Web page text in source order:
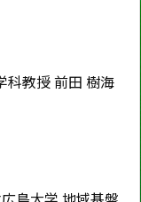
教授 前田 樹海